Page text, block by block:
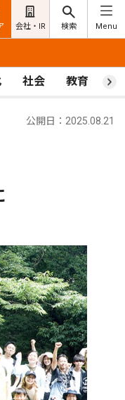
会社・IR 検索 Menu
社会 教育 ス
公開日：2025.08.21